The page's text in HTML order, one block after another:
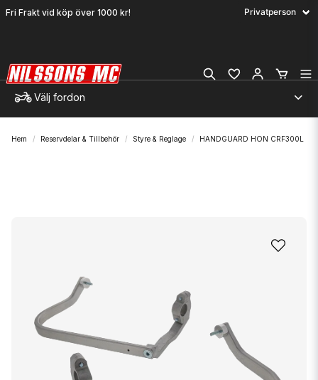
Fri Frakt vid köp över 1000 kr!
Välj fordon
Hem Reservdelar & Tillbehör Styre & Reglage HANDGUARD HON CRF300L